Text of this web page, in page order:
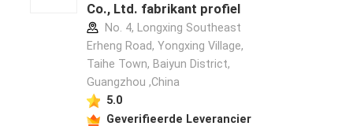
Laat een bericht achter
We bellen je snel terug!
Co., Ltd. fabrikant profiel
No. 4, Longxing Southeast
Erheng Road, Yongxing Village,
Taihe Town, Baiyun District,
Guangzhou ,China
5.0
Geverifieerde Leverancier